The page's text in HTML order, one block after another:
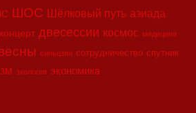
ШОС Шёлковый путь азиада
двесессии космос медицина
синьцзян сотрудничество спутник
экология экономика